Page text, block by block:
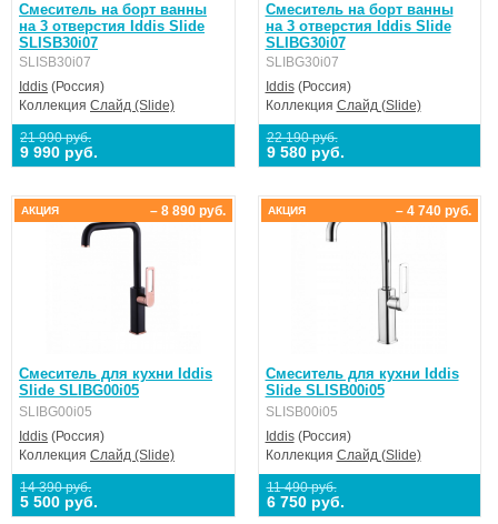
Смеситель на борт ванны
на 3 отверстия Iddis Slide
SLISB30i07
SLISB30i07
Iddis (Россия)
Коллекция Слайд (Slide)
21 990 руб.
9 990 руб.
Смеситель на борт ванны
на 3 отверстия Iddis Slide
SLIBG30i07
SLIBG30i07
Iddis(Россия)
Коллекция Слайд (Slide)
22 190 руб.
9 580 руб.
Смеситель для кухни Iddis
Slide SLIBG00i05
SLIBG00i05
Iddis (Россия)
Коллекция Слайд (Slide)
14 390 руб.
5 500 руб.
– 8 890 руб.
АКЦИЯ
Смеситель для кухни Iddis
Slide SLISB00i05
SLISB00i05
Iddis(Россия)
Коллекция Слайд (Slide)
11 490 руб.
6 750 руб.
– 4 740 руб.
АКЦИЯ